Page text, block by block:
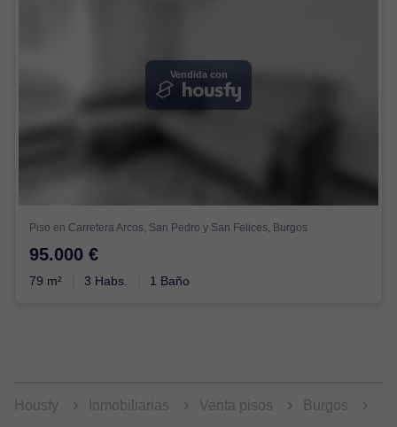
Vendida con
Piso en Carretera Arcos, San Pedro y San Felices, Burgos
95.000 €
79 m² 3 Habs. 1 Baño
Housfy Inmobiliarias Venta pisos Burgos